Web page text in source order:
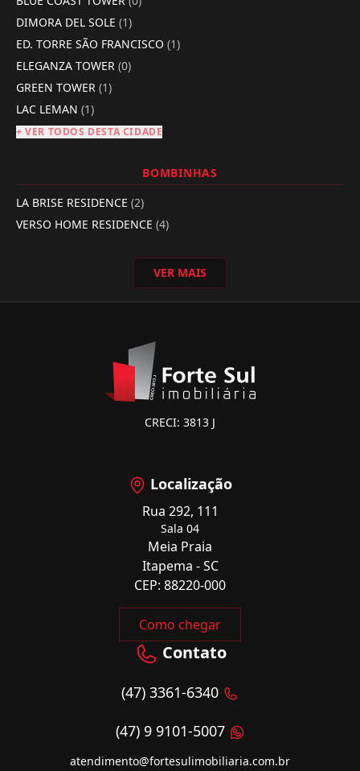
DIMORA DEL SOLE (1)
ED. TORRE SÃO FRANCISCO (1)
ELEGANZA TOWER (0)
GREEN TOWER (1)
LAC LEMAN (1)
+ VER TODOS DESTA CIDADE
BOMBINHAS
LA BRISE RESIDENCE (2)
VERSO HOME RESIDENCE (4)
VER MAIS
CRECI: 3813 J
Localização
Rua 292, 111
Sala 04
Meia Praia
Itapema - SC
CEP: 88220-000
Como chegar
Contato
(47) 3361-6340
(47) 9 9101-5007
atendimento@fortesulimobiliaria.com.br